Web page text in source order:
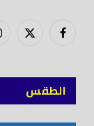
فيسبوكX
الطقس